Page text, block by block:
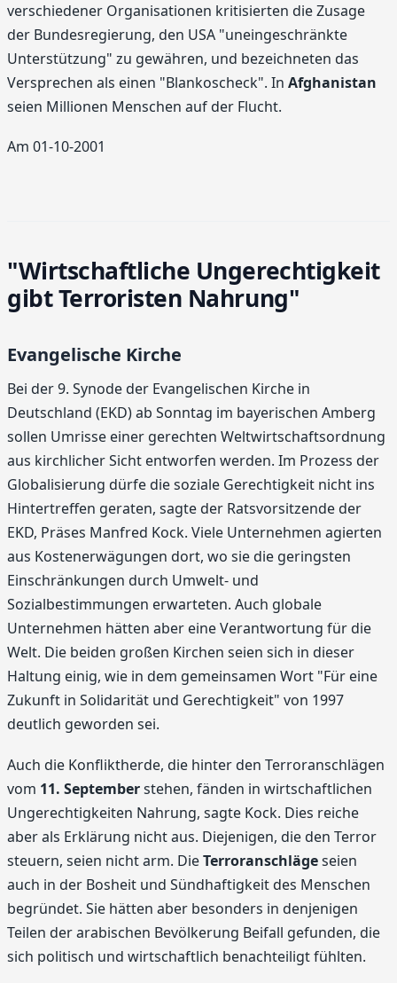
verschiedener Organisationen kritisierten die Zusage
der Bundesregierung, den USA "uneingeschränkte
Unterstützung" zu gewähren, und bezeichneten das
Versprechen als einen "Blankoscheck". In Afghanistan
seien Millionen Menschen auf der Flucht.
Am 01-10-2001
"Wirtschaftliche Ungerechtigkeit
gibt Terroristen Nahrung"
Evangelische Kirche
Bei der 9. Synode der Evangelischen Kirche in
Deutschland (EKD) ab Sonntag im bayerischen Amberg
sollen Umrisse einer gerechten Weltwirtschaftsordnung
aus kirchlicher Sicht entworfen werden. Im Prozess der
Globalisierung dürfe die soziale Gerechtigkeit nicht ins
Hintertreffen geraten, sagte der Ratsvorsitzende der
EKD, Präses Manfred Kock. Viele Unternehmen agierten
aus Kostenerwägungen dort, wo sie die geringsten
Einschränkungen durch Umwelt- und
Sozialbestimmungen erwarteten. Auch globale
Unternehmen hätten aber eine Verantwortung für die
Welt. Die beiden großen Kirchen seien sich in dieser
Haltung einig, wie in dem gemeinsamen Wort "Für eine
Zukunft in Solidarität und Gerechtigkeit" von 1997
deutlich geworden sei.
Auch die Konfliktherde, die hinter den Terroranschlägen
vom 11. Septemberstehen, fänden in wirtschaftlichen
Ungerechtigkeiten Nahrung, sagte Kock. Dies reiche
aber als Erklärung nicht aus. Diejenigen, die den Terror
steuern, seien nicht arm. DieTerroranschlägeseien
auch in der Bosheit und Sündhaftigkeit des Menschen
begründet. Sie hätten aber besonders in denjenigen
Teilen der arabischen Bevölkerung Beifall gefunden, die
sich politisch und wirtschaftlich benachteiligt fühlten.